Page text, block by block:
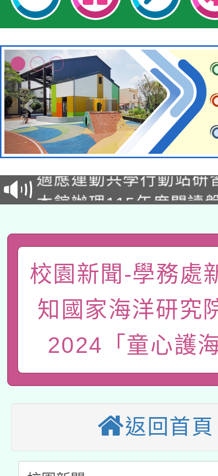
本校115學年度第2次
招甄選結果公告(無人
招)
適應運動共學行動站研
本館辦理115年度閱讀
礎課程
A3數位素養講師名單
「數位內容與教學軟體
pilot」
薪期間赴陸應申請許可
轉知經濟部水利署委託
業技術研究院辦理「
用水績優單位及節水達
動」
115年8月22日(星期六
桃園市孔廟祈福系列
本校115學年度第2次
招甄選結果公告(無人
適應運動共學行動站研
本館辦理115年度閱讀
暨閱讀推動專業研習
科技賦能─人工智慧
校園新聞-學務處
知國家海洋研究
2024「童心護
返回首頁